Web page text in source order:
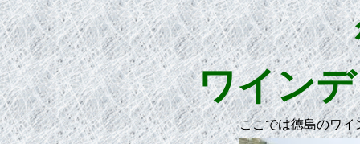
ワイン
ここでは徳島のワイ